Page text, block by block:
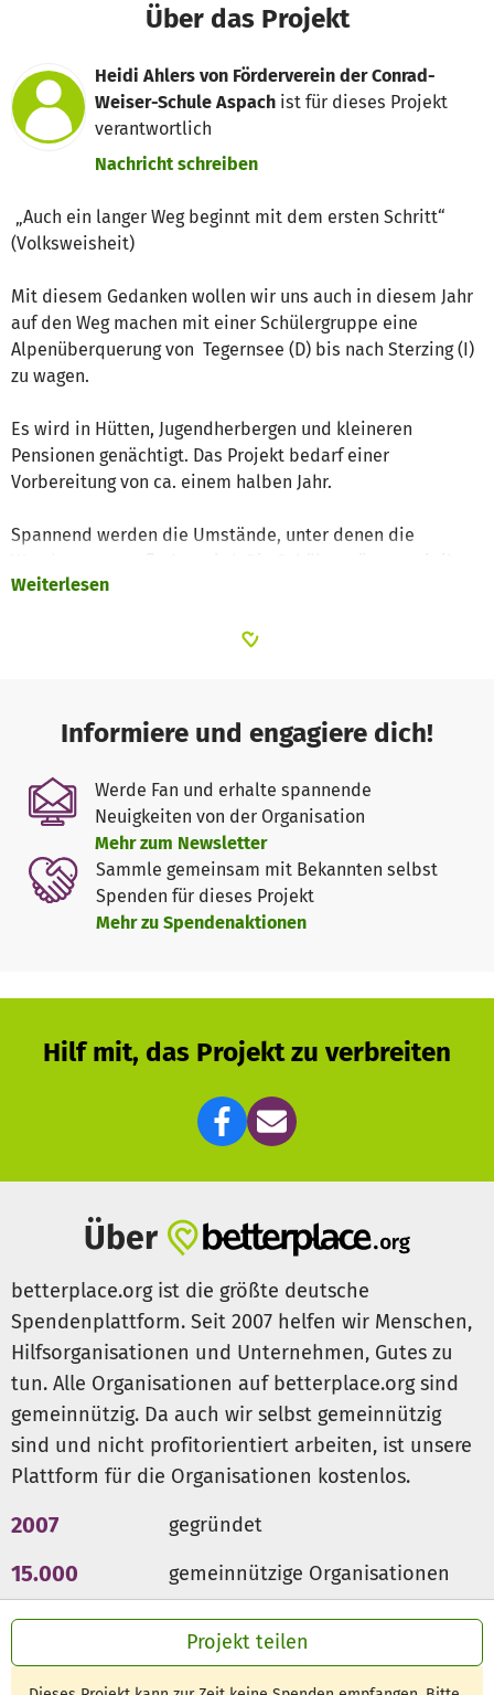
Projekt teilen
Über das Projekt
Heidi Ahlers von Förderverein der Conrad-
Weiser-Schule Aspach ist für dieses Projekt
verantwortlich
Nachricht schreiben
„Auch ein langer Weg beginnt mit dem ersten Schritt“
(Volksweisheit)
Mit diesem Gedanken wollen wir uns auch in diesem Jahr
auf den Weg machen mit einer Schülergruppe eine
Alpenüberquerung von Tegernsee (D) bis nach Sterzing (I)
zu wagen.
Es wird in Hütten, Jugendherbergen und kleineren
Pensionen genächtigt. Das Projekt bedarf einer
Vorbereitung von ca. einem halben Jahr.
Spannend werden die Umstände, unter denen die
Rucksäcken die Wanderung vollständig selbst erlaufen
Gepäcktransport. Das bedeutet, es gibt keine Alternative.
Organisation : Diethard Hauke und Werner Breisch,
Conrad-Weiser-Schule in Aspach,
Durchführung: Diethard Hauke (Lehrer CWS) und Werner
Breisch (Skiclub Aspach e.V.)
Gruppe: Teilnehmer:
10 Schüler aus Klasse 7, 8 und 9 der CWS
Finanzierung :
Die Kosten liegen bei ca. 450 Euro pro Person, ohne
Ausstattung wie Wanderstiefel, Kleidung und Rucksäcke.
über den Vorbereitungszeitraum in gemeinschaftlich
organisierten Aktionen angesammelt werden.
Sehr geehrte Damen und Herren,
wir würden uns sehr freuen, wenn wir für dieses Event
unserer Schule von Ihnen eine Spende erhalten würden.
Weiterlesen
Informiere und engagiere dich!
Werde Fan und erhalte spannende
Neuigkeiten von der Organisation
Mehr zum Newsletter
Sammle gemeinsam mit Bekannten selbst
Spenden für dieses Projekt
Mehr zu Spendenaktionen
Hilf mit, das Projekt zu verbreiten
Über
betterplace.org ist die größte deutsche
Spendenplattform. Seit 2007 helfen wir Menschen,
Hilfsorganisationen und Unternehmen, Gutes zu
tun. Alle Organisationen auf betterplace.org sind
gemeinnützig. Da auch wir selbst gemeinnützig
sind und nicht profitorientiert arbeiten, ist unsere
Plattform für die Organisationen kostenlos.
2007 gegründet
15.000 gemeinnützige Organisationen
300 Mio € für den guten Zweck